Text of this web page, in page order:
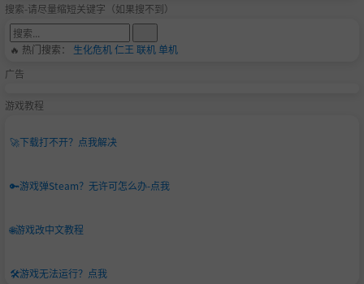
搜索-请尽量缩短关键字（如果搜不到）
🔥 热门搜索： 生化危机仁王 联机单机
广告
游戏教程
🚀下载打不开？点我解决
🔑游戏弹Steam？无许可怎么办-点我
🌐游戏改中文教程
🛠️游戏无法运行？点我